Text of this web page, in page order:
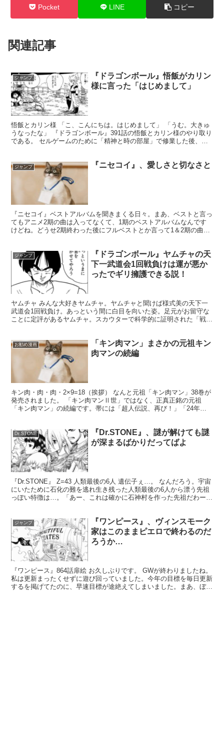
Pocket LINE コピー
関連記事
ジャンプ
『ドラゴンボール』悟飯がカリン
様に言った「はじめまして」
悟飯とカリン様 「こ、こんにちは。はじめまして」 「うむ。大きゅ
うなったな」 『ドラゴンボール』391話の悟飯とカリン様のやり取り
である。 セルゲームのために「精神と時の部屋」で修業した後、カ
ジャンプ 『ニセコイ』、愛しさと切なさと
『ニセコイ』ベストアルバムを聞きまくる日々。まあ、ベストと言っ
てもアニメ2期の曲は入ってなくて、1期のベストアルバムなんです
けどね。どうせ2期終わった後にフルベストとか言って1＆2期の曲を
ジャンプ
『ドラゴンボール』ヤムチャの天
下一武道会1回戦負けは運が悪か
ったでギリ擁護できる説！
ヤムチャ みんな大好きヤムチャ。ヤムチャと聞けば様式美の天下一
武道会1回戦負け。あっという間に白目を向いた姿。足元がお留守な
ことに定評があるヤムチャ。スカウターで科学的に証明された「戦闘
お勧め漫画
「キン肉マン」まさかの元祖キン
肉マンの続編
キン肉・肉・肉・2×9=18（挨拶） なんと元祖「キン肉マン」38巻が
発売されました。 「キン肉マンⅡ世」ではなく、正真正銘の元祖
「キン肉マン」の続編です。帯には「超人伝説、再び！」「24年ぶ
Dr.STONE
『Dr.STONE』、謎が解けても謎
が深まるばかりだってばよ
『Dr.STONE』 Z=43 人類最後の6人 遺伝子ぇ…。 なんだろう。宇宙
にいたために石化の難を逃れ生き残った人類最後の6人から漂う先祖
っぽい特徴は…。「あー、これは確かに石神村を作った先祖だわー」
ジャンプ
『ワンピース』、ヴィンスモーク
家はこのままピエロで終わるのだ
ろうか…
『ワンピース』864話扉絵 お久しぶりです。 GWが終わりましたね。
私は更新まったくせずに遊び回っていました。今年の目標を毎日更新
するを掲げてたのに、早速目標が途絶えてしまいました。まあ、ぼち